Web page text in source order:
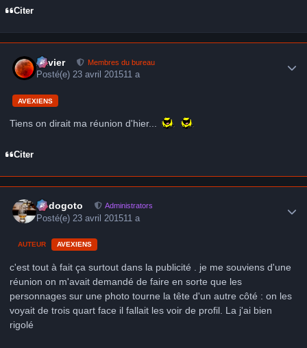
Citer
Xavier Membres du bureau
Posté(e)23 avril 201511 a
AVEXIENS
Tiens on dirait ma réunion d'hier...
Citer
frédogoto Administrators
Posté(e) 23 avril 201511 a
AUTEUR AVEXIENS
c'est tout à fait ça surtout dans la publicité . je me souviens d'une
réunion on m'avait demandé de faire en sorte que les
personnages sur une photo tourne la tête d'un autre côté : on les
voyait de trois quart face il fallait les voir de profil. La j'ai bien
rigolé